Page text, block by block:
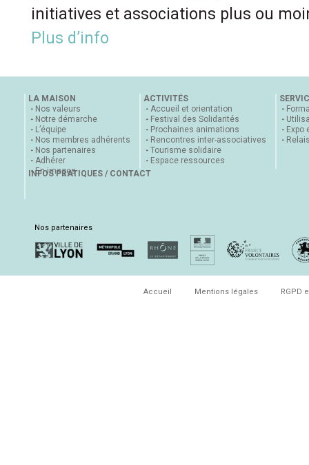
initiatives et associations plus ou
Plus d’info
LA MAISON
Nos valeurs
Notre démarche
L’équipe
Nos membres adhérents
Nos partenaires
Adhérer
En images
ACTIVITÉS
Accueil et orientation
Festival des Solidarités
Prochaines animations
Rencontres inter-associatives
Tourisme solidaire
Espace ressources
Expo
INFOS PRATIQUES / CONTACT
Nos partenaires
Accueil Mentions légales RGPD